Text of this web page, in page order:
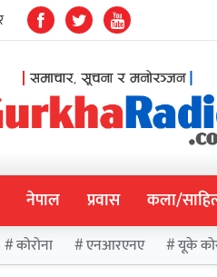
नेपाल प्रवास कला/
कोरोना एनआरएनए यूके